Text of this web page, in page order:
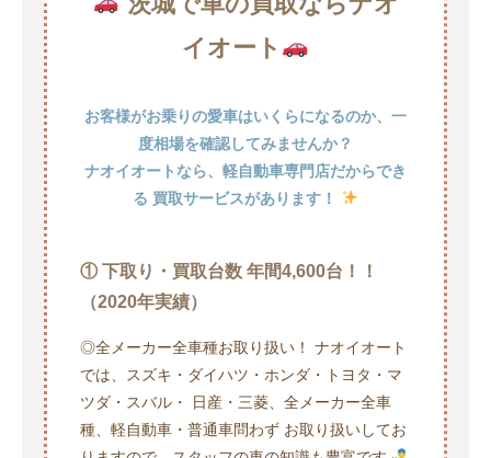
イオート
お客様がお乗りの愛車はいくらになるのか、一
度相場を確認してみませんか？
ナオイオートなら、軽自動車専門店だからでき
る 買取サービスがあります！
① 下取り・買取台数 年間4,600台！！
（2020年実績）
◎全メーカー全車種お取り扱い！ ナオイオート
では、スズキ・ダイハツ・ホンダ・トヨタ・マ
ツダ・スバル・ 日産・三菱、全メーカー全車
種、軽自動車・普通車問わず お取り扱いしてお